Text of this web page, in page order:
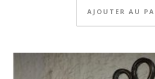
AJOUTER AU